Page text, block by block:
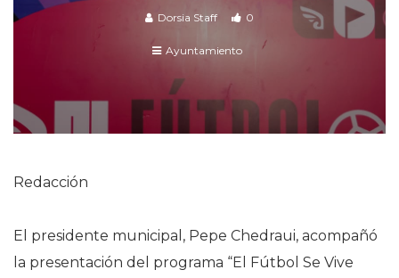
Dorsia Staff 0
Ayuntamiento
Redacción
El presidente municipal, Pepe Chedraui, acompañó
la presentación del programa “El Fútbol Se Vive